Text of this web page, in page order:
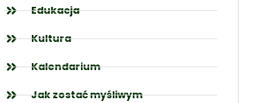
Edukacja
Kultura
Kalendarium
Jak zostać myśliwym